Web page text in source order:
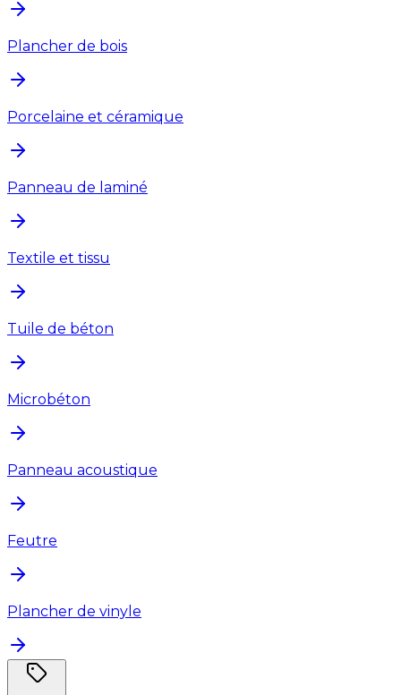
Plancher de bois
Porcelaine et céramique
Panneau de laminé
Textile et tissu
Tuile de béton
Microbéton
Panneau acoustique
Feutre
Plancher de vinyle